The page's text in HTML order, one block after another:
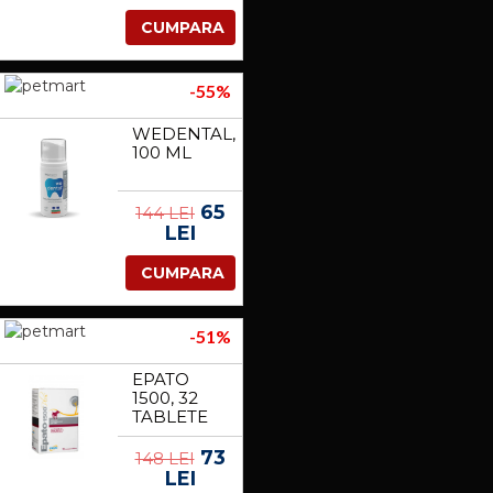
CUMPARA
-55%
WEDENTAL,
100 ML
144 LEI 65
LEI
CUMPARA
-51%
EPATO
1500, 32
TABLETE
MASTICABILE
148 LEI73
LEI